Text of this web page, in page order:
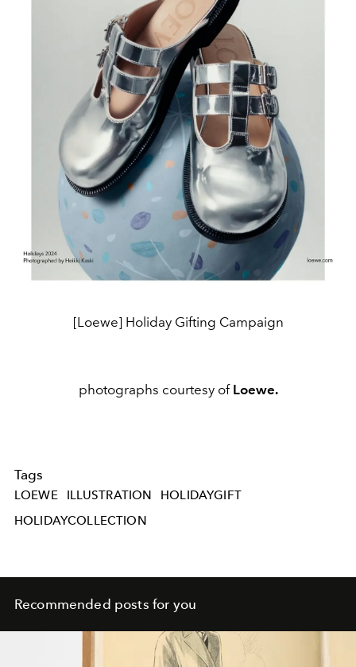
[Loewe] Holiday Gifting Campaign
photographs courtesy of Loewe.
Tags
LOEWE ILLUSTRATION
HOLIDAYGIFT
HOLIDAYCOLLECTION
Recommended posts for you